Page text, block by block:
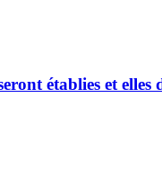
établies et